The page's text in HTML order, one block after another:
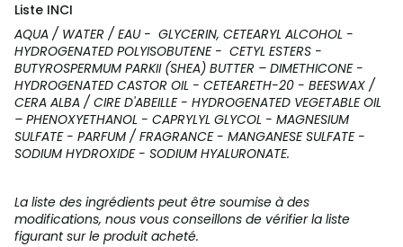
Liste INCI
AQUA / WATER / EAU - GLYCERIN, CETEARYL ALCOHOL -
HYDROGENATED POLYISOBUTENE - CETYL ESTERS -
BUTYROSPERMUM PARKII (SHEA) BUTTER – DIMETHICONE -
HYDROGENATED CASTOR OIL - CETEARETH-20 - BEESWAX /
CERA ALBA / CIRE D'ABEILLE - HYDROGENATED VEGETABLE OIL
– PHENOXYETHANOL - CAPRYLYL GLYCOL - MAGNESIUM
SULFATE - PARFUM / FRAGRANCE - MANGANESE SULFATE -
SODIUM HYDROXIDE - SODIUM HYALURONATE.
La liste des ingrédients peut être soumise à des
modifications, nous vous conseillons de vérifier la liste
figurant sur le produit acheté.